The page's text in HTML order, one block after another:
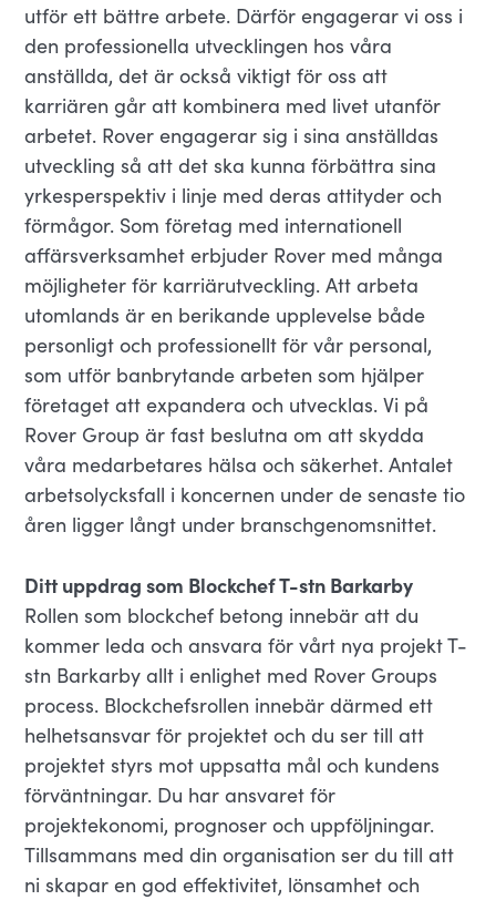
utför ett bättre arbete. Därför engagerar vi oss i
den professionella utvecklingen hos våra
anställda, det är också viktigt för oss att
karriären går att kombinera med livet utanför
arbetet. Rover engagerar sig i sina anställdas
utveckling så att det ska kunna förbättra sina
yrkesperspektiv i linje med deras attityder och
förmågor. Som företag med internationell
affärsverksamhet erbjuder Rover med många
möjligheter för karriärutveckling. Att arbeta
utomlands är en berikande upplevelse både
personligt och professionellt för vår personal,
som utför banbrytande arbeten som hjälper
företaget att expandera och utvecklas. Vi på
Rover Group är fast beslutna om att skydda
våra medarbetares hälsa och säkerhet. Antalet
arbetsolycksfall i koncernen under de senaste tio
åren ligger långt under branschgenomsnittet.
Ditt uppdrag som Blockchef T-stn Barkarby
Rollen som blockchef betong innebär att du
kommer leda och ansvara för vårt nya projekt T-
stn Barkarby allt i enlighet med Rover Groups
process. Blockchefsrollen innebär därmed ett
helhetsansvar för projektet och du ser till att
projektet styrs mot uppsatta mål och kundens
förväntningar. Du har ansvaret för
projektekonomi, prognoser och uppföljningar.
Tillsammans med din organisation ser du till att
ni skapar en god effektivitet, lönsamhet och